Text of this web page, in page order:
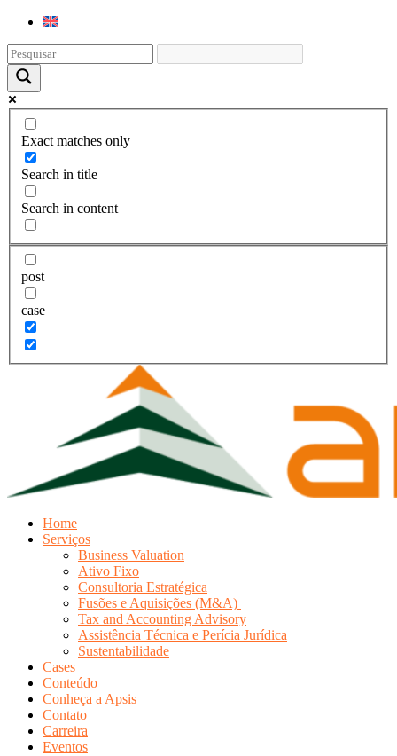
Exact matches only
Search in title
Search in content
post
case
Home
Serviços
Business Valuation
Ativo Fixo
Consultoria Estratégica
Fusões e Aquisições (M&A)
Tax and Accounting Advisory
Assistência Técnica e Perícia Jurídica
Sustentabilidade
Cases
Conteúdo
Conheça a Apsis
Contato
Carreira
Eventos